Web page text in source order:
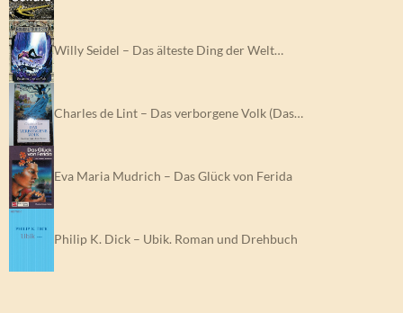
Willy Seidel – Das älteste Ding der Welt…
Charles de Lint – Das verborgene Volk (Das…
Eva Maria Mudrich – Das Glück von Ferida
Philip K. Dick – Ubik. Roman und Drehbuch